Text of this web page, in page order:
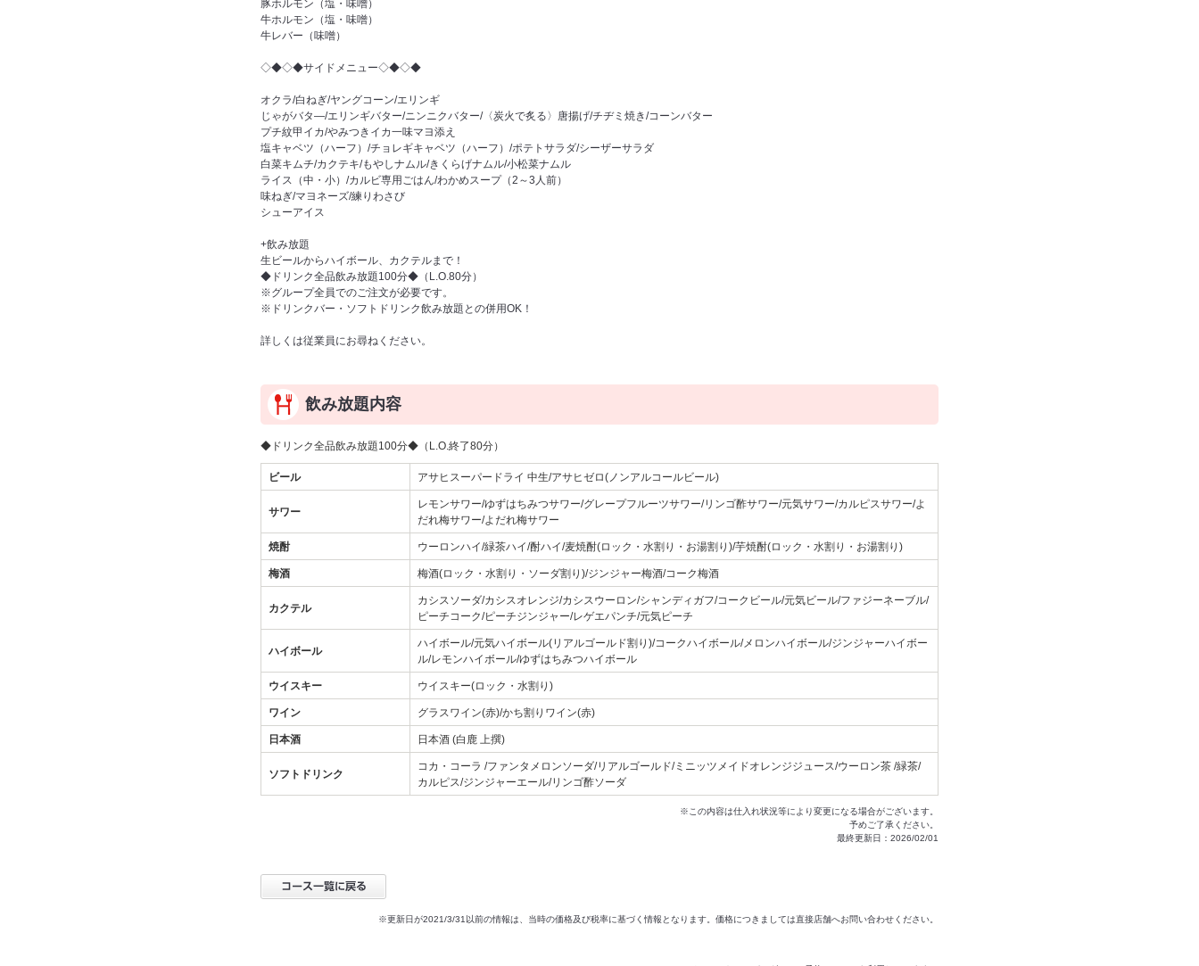
豚ホルモン（塩・味噌）
牛ホルモン（塩・味噌）
牛レバー（味噌）
◇◆◇◆サイドメニュー◇◆◇◆
オクラ/白ねぎ/ヤングコーン/エリンギ
じゃがバタ―/エリンギバター/ニンニクバター/〈炭火で炙る〉唐揚げ/チヂミ焼き/コーンバター
プチ紋甲イカ/やみつきイカ一味マヨ添え
塩キャベツ（ハーフ）/チョレギキャベツ（ハーフ）/ポテトサラダ/シーザーサラダ
白菜キムチ/カクテキ/もやしナムル/きくらげナムル/小松菜ナムル
ライス（中・小）/カルビ専用ごはん/わかめスープ（2～3人前）
味ねぎ/マヨネーズ/練りわさび
シューアイス
+飲み放題
生ビールからハイボール、カクテルまで！
◆ドリンク全品飲み放題100分◆（L.O.80分）
※グループ全員でのご注文が必要です。
※ドリンクバー・ソフトドリンク飲み放題との併用OK！
詳しくは従業員にお尋ねください。
飲み放題内容
◆ドリンク全品飲み放題100分◆（L.O.終了80分）
ビール アサヒスーパードライ 中生/アサヒゼロ(ノンアルコールビール)
サワー
レモンサワー/ゆずはちみつサワー/グレープフルーツサワー/リンゴ酢サワー/元気サワー/カルピスサワー/よ
だれ梅サワー/よだれ梅サワー
焼酎 ウーロンハイ/緑茶ハイ/酎ハイ/麦焼酎(ロック・水割り・お湯割り)/芋焼酎(ロック・水割り・お湯割り)
梅酒 梅酒(ロック・水割り・ソーダ割り)/ジンジャー梅酒/コーク梅酒
カクテル
カシスソーダ/カシスオレンジ/カシスウーロン/シャンディガフ/コークビール/元気ビール/ファジーネーブル/
ピーチコーク/ピーチジンジャー/レゲエパンチ/元気ピーチ
ハイボール
ハイボール/元気ハイボール(リアルゴールド割り)/コークハイボール/メロンハイボール/ジンジャーハイボー
ル/レモンハイボール/ゆずはちみつハイボール
ウイスキー ウイスキー(ロック・水割り)
ワイン グラスワイン(赤)/かち割りワイン(赤)
日本酒 日本酒 (白鹿 上撰)
ソフトドリンク
コカ・コーラ /ファンタメロンソーダ/リアルゴールド/ミニッツメイドオレンジジュース/ウーロン茶 /緑茶/
カルピス/ジンジャーエール/リンゴ酢ソーダ
※この内容は仕入れ状況等により変更になる場合がございます。
予めご了承ください。
最終更新日：2026/02/01
※更新日が2021/3/31以前の情報は、当時の価格及び税率に基づく情報となります。価格につきましては直接店舗へお問い合わせください。